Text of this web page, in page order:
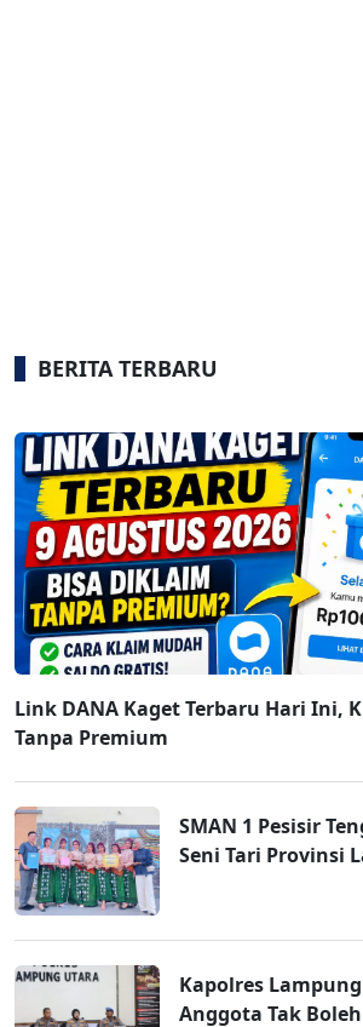
BERITA TERBARU
Link DANA Kaget Terbaru Hari Ini,
Tanpa Premium
SMAN 1 Pesisir
Seni Tari Provinsi
Kapolres
Anggota Tak